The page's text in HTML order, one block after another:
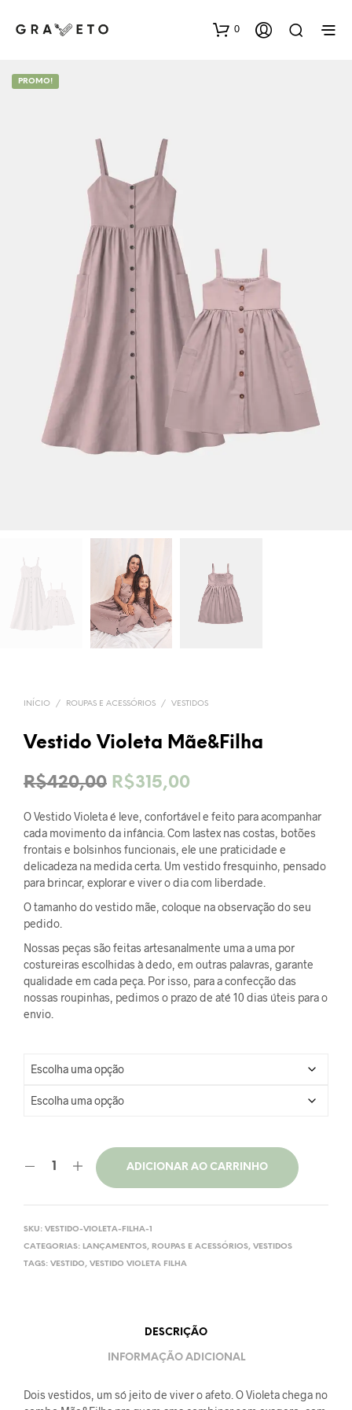
0
PROMO!
INÍCIO / ROUPAS E ACESSÓRIOS / VESTIDOS
Vestido Violeta Mãe&Filha
R$420,00 O
preço
original
era:
R$420,00.
R$315,00
preço
atual
é:
R$315,00.
O Vestido Violeta é leve, confortável e feito para acompanhar
cada movimento da infância. Com lastex nas costas, botões
frontais e bolsinhos funcionais, ele une praticidade e
delicadeza na medida certa. Um vestido fresquinho, pensado
para brincar, explorar e viver o dia com liberdade.
O tamanho do vestido mãe, coloque na observação do seu
pedido.
Nossas peças são feitas artesanalmente uma a uma por
costureiras escolhidas à dedo, em outras palavras, garante
qualidade em cada peça. Por isso, para a confecção das
nossas roupinhas, pedimos o prazo de até 10 dias úteis para o
envio.
ADICIONAR AO CARRINHO
SKU: VESTIDO-VIOLETA-FILHA-1
CATEGORIAS: LANÇAMENTOS, ROUPAS E ACESSÓRIOS, VESTIDOS
TAGS: VESTIDO, VESTIDO VIOLETA FILHA
DESCRIÇÃO
INFORMAÇÃO ADICIONAL
Dois vestidos, um só jeito de viver o afeto. O Violeta chega no